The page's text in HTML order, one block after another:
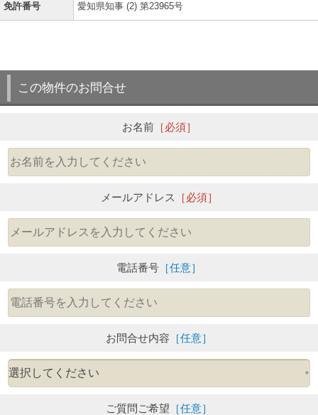
免許番号 愛知県知事 (2) 第23965号
この物件のお問合せ
お名前［必須］
メールアドレス ［必須］
電話番号 ［任意］
お問合せ内容 ［任意］
ご質問ご希望 ［任意］